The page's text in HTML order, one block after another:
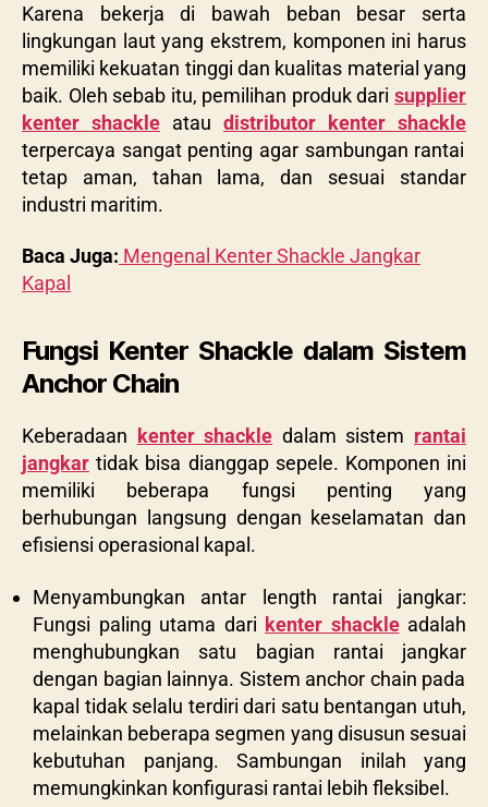
Karena bekerja di bawah beban besar serta
lingkungan laut yang ekstrem, komponen ini harus
memiliki kekuatan tinggi dan kualitas material yang
baik. Oleh sebab itu, pemilihan produk dari supplier
kenter shackle atau distributor kenter shackle
terpercaya sangat penting agar sambungan rantai
tetap aman, tahan lama, dan sesuai standar
industri maritim.
Baca Juga: Mengenal Kenter Shackle Jangkar
Kapal
Fungsi Kenter Shackle dalam Sistem
Anchor Chain
Keberadaan kenter shackle dalam sistem rantai
jangkar tidak bisa dianggap sepele. Komponen ini
memiliki beberapa fungsi penting yang
berhubungan langsung dengan keselamatan dan
efisiensi operasional kapal.
Menyambungkan antar length rantai jangkar:
Fungsi paling utama dari kenter shackleadalah
menghubungkan satu bagian rantai jangkar
dengan bagian lainnya. Sistem anchor chain pada
kapal tidak selalu terdiri dari satu bentangan utuh,
melainkan beberapa segmen yang disusun sesuai
kebutuhan panjang. Sambungan inilah yang
memungkinkan konfigurasi rantai lebih fleksibel.